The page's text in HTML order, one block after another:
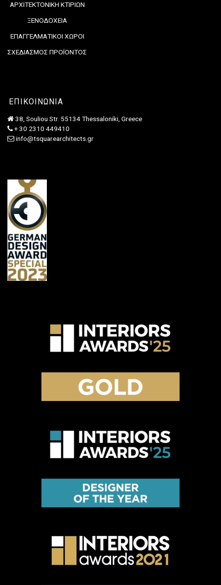
ΑΡΧΙΤΕΚΤΟΝΙΚΗ ΚΤΙΡΙΩΝ
ΞΕΝΟΔΟΧΕΙΑ
ΕΠΑΓΓΕΛΜΑΤΙΚΟΙ ΧΩΡΟΙ
ΣΧΕΔΙΑΣΜΟΣ ΠΡΟΪΟΝΤΟΣ
ΕΠΙΚΟΙΝΩΝΙΑ
38, Souliou Str. 55134 Thessaloniki, Greece
+ 30 2310 449410
info@tsquarearchitects.gr